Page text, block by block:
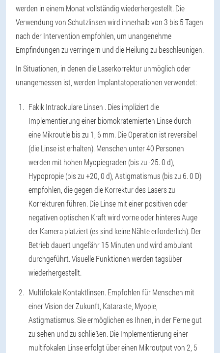
werden in einem Monat vollständig wiederhergestellt. Die
Verwendung von Schutzlinsen wird innerhalb von 3 bis 5 Tagen
nach der Intervention empfohlen, um unangenehme
Empfindungen zu verringern und die Heilung zu beschleunigen.
In Situationen, in denen die Laserkorrektur unmöglich oder
unangemessen ist, werden Implantatoperationen verwendet:
Fakik Intraokulare Linsen . Dies impliziert die
Implementierung einer biomokratemierten Linse durch
eine Mikroutle bis zu 1, 6 mm. Die Operation ist reversibel
(die Linse ist erhalten). Menschen unter 40 Personen
werden mit hohen Myopiegraden (bis zu -25. 0 d),
Hypopropie (bis zu +20, 0 d), Astigmatismus (bis zu 6. 0 D)
empfohlen, die gegen die Korrektur des Lasers zu
Korrekturen führen. Die Linse mit einer positiven oder
negativen optischen Kraft wird vorne oder hinteres Auge
der Kamera platziert (es sind keine Nähte erforderlich). Der
Betrieb dauert ungefähr 15 Minuten und wird ambulant
durchgeführt. Visuelle Funktionen werden tagsüber
wiederhergestellt.
Multifokale Kontaktlinsen. Empfohlen für Menschen mit
einer Vision der Zukunft, Katarakte, Myopie,
Astigmatismus. Sie ermöglichen es Ihnen, in der Ferne gut
zu sehen und zu schließen. Die Implementierung einer
multifokalen Linse erfolgt über einen Mikroutput von 2, 5